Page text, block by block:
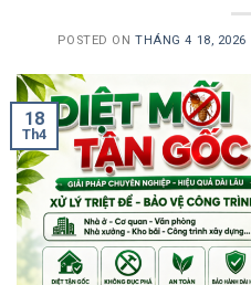
POSTED ONTHÁNG 4 18, 2026
18
Th4